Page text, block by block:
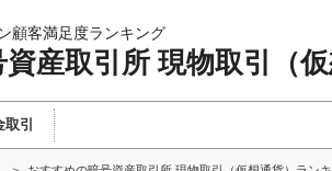
顧客満足度ランキング
資産取引所 現物取引（仮
引